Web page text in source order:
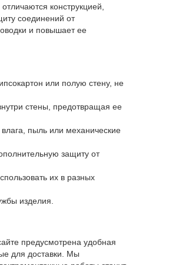
конструкцией,
соединений от
и повышает ее
или полую стену, не
стены, предотвращая ее
пыль или механические
защиту от
их в разных
изделия.
предусмотрена удобная
для доставки. Мы